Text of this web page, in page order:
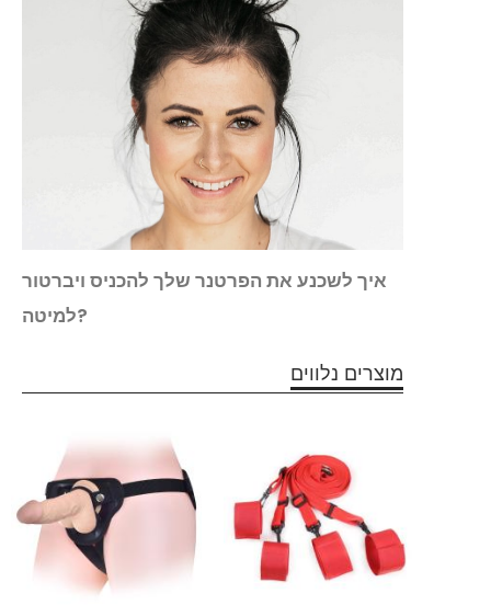
איך לשכנע את הפרטנר שלך להכניס ויברטור
למיטה?
מוצרים נלווים